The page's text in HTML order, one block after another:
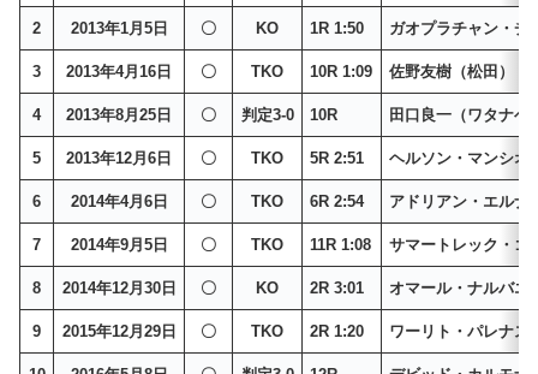
2 2013年1月5日 〇 KO 1R 1:50 ガオプラチャン・チ
3 2013年4月16日 〇 TKO 10R 1:09 佐野友樹（松田）
4 2013年8月25日 〇 判定3-0 10R 田口良一（ワタナベ
5 2013年12月6日 〇 TKO 5R 2:51 ヘルソン・マンシオ
6 2014年4月6日 〇 TKO 6R 2:54 アドリアン・エルナ
7 2014年9月5日 〇 TKO 11R 1:08 サマートレック・ゴ
8 2014年12月30日 〇 KO 2R 3:01 オマール・ナルバエ
9 2015年12月29日 〇 TKO 2R 1:20 ワーリト・パレナス